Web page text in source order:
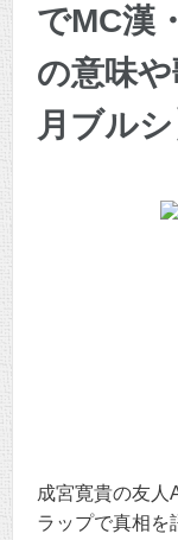
でMC漢
の意味
月ブルシ
成宮寛貴の友人
ラップで真相を